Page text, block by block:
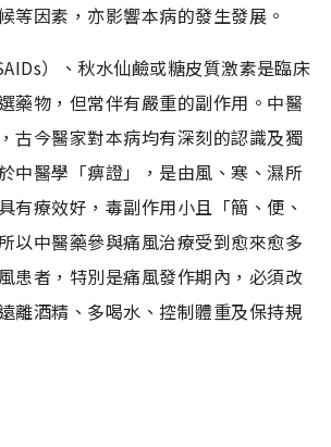
等因素，亦影響本病的發生發展。
）、秋水仙鹼或糖皮質激素是臨床
藥物，但常伴有嚴重的副作用。中醫
古今醫家對本病均有深刻的認識及獨
中醫學「痹證」，是由風、寒、濕所
有療效好，毒副作用小且「簡、便、
以中醫藥參與痛風治療受到愈來愈多
患者，特別是痛風發作期內，必須改
離酒精、多喝水、控制體重及保持規